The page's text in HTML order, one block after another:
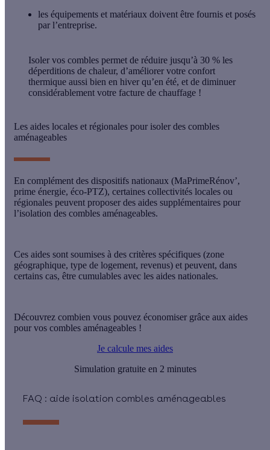
les équipements et matériaux doivent être fournis et posés
par l’entreprise.
Isoler vos combles permet de réduire jusqu’à 30 % les
déperditions de chaleur, d’améliorer votre confort
thermique aussi bien en hiver qu’en été, et de diminuer
considérablement votre facture de chauffage !
Les aides locales et régionales pour isoler des combles
aménageables
En complément des dispositifs nationaux (MaPrimeRénov’,
prime énergie, éco-PTZ), certaines collectivités locales ou
régionales peuvent proposer des aides supplémentaires pour
l’isolation des combles aménageables.
Ces aides sont soumises à des critères spécifiques (zone
géographique, type de logement, revenus) et peuvent, dans
certains cas, être cumulables avec les aides nationales.
Découvrez combien vous pouvez économiser grâce aux aides
pour vos combles aménageables !
Je calcule mes aides
Simulation gratuite en 2 minutes
FAQ : aide isolation combles aménageables